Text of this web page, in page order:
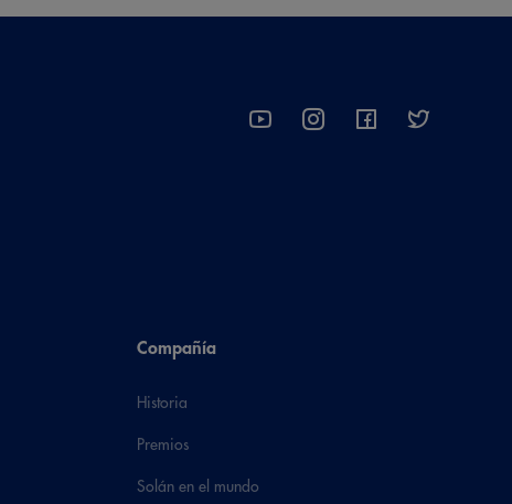
Compañía
Historia
Premios
Solán en el mundo